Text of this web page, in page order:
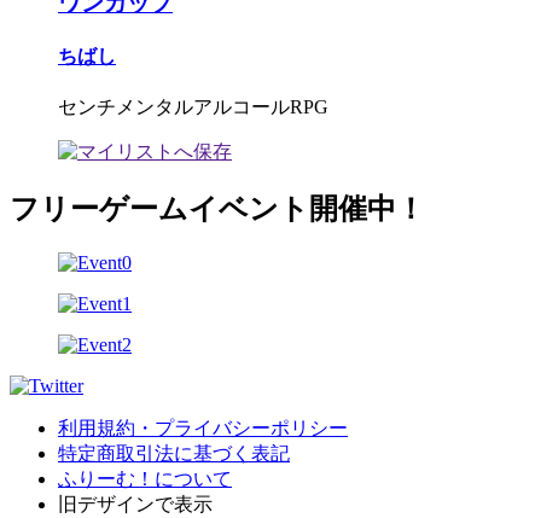
ちばし
センチメンタルアルコールRPG
フリーゲームイベント開催中！
利用規約・プライバシーポリシー
特定商取引法に基づく表記
ふりーむ！について
旧デザインで表示